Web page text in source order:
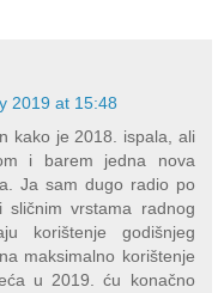
2019 at 15:48
kako je 2018. ispala, ali
i barem jedna nova
Ja sam dugo radio po
vrstama radnog
korištenje godišnjeg
maksimalno korištenje
u 2019. ću konačno